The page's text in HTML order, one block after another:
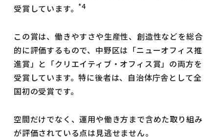
受賞しています。 *4
この賞は、働きやすさや生産性、創造性などを総合
的に評価するもので、中野区は「ニューオフィス推
進賞」と「クリエイティブ・オフィス賞」の両方を
受賞しています。特に後者は、自治体庁舎として全
国初の受賞です。
空間だけでなく、運用や働き方まで含めた取り組み
が評価されている点は見逃せません。